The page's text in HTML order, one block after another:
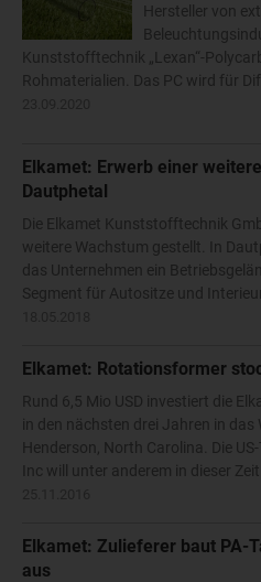
Hersteller von
Kunststofftechnik „Lexan“-
Rohmaterialien. Das PC wird für
Elkamet: Erwerb einer
Dautphetal
Die Elkamet Kunststofftechnik
weitere Wachstum gestellt. In
das Unternehmen ein
Segment für Autositze und
Elkamet: Rotationsformer
Rund 6,5 Mio USD investiert die
in den nächsten drei Jahren in das
Henderson, North Carolina. Die
Inc will unter anderem in dieser
Elkamet: Zulieferer baut PA-
aus